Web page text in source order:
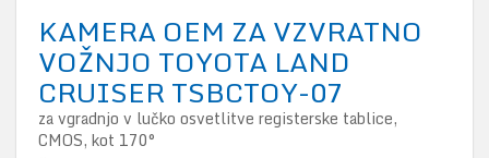
KAMERA OEM ZA VZVRATNO
VOŽNJO TOYOTA LAND
CRUISER TSBCTOY-07
za vgradnjo v lučko osvetlitve registerske tablice,
CMOS, kot 170°